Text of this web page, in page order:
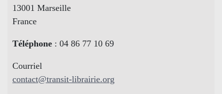
13001 Marseille
France
Téléphone : 04 86 77 10 69
Courriel
contact@transit-librairie.org